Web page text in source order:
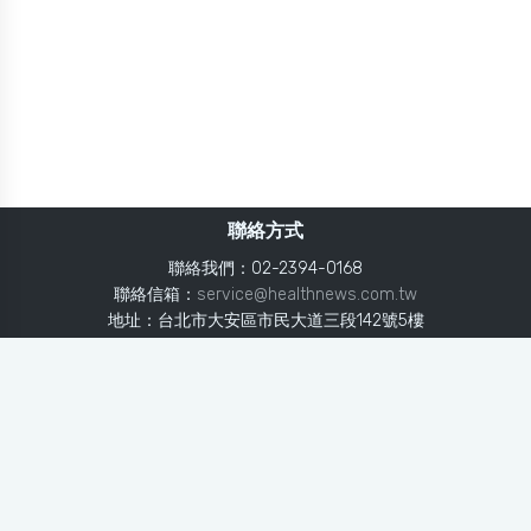
聯絡方式
聯絡我們：02-2394-0168
聯絡信箱： service@healthnews.com.tw
地址：台北市大安區市民大道三段142號5樓